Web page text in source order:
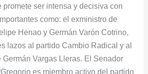
promete ser intensa y decisiva con
como: el exministro de
Henao y Germán Varón Cotrino,
lazos al partido Cambio Radical y al
Vargas Lleras. El Senador
es miembro activo del partido